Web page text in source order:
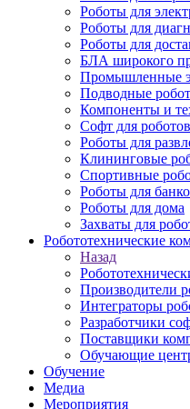
Роботы для
Роботы для
Роботы для
БЛА широкого
Промышленные
Подводные
Компоненты и
Софт для роботов
Роботы для
Клининговые
Спортивные
Роботы для
Роботы для дома
Захваты для
Робототехнические
Назад
Производители
Интеграторы
Разработчики
Поставщики
Обучающие
Обучение
Медиа
Мероприятия